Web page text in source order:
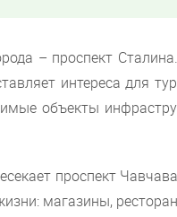
– проспект
интереса для
объекты
проспект
магазины,